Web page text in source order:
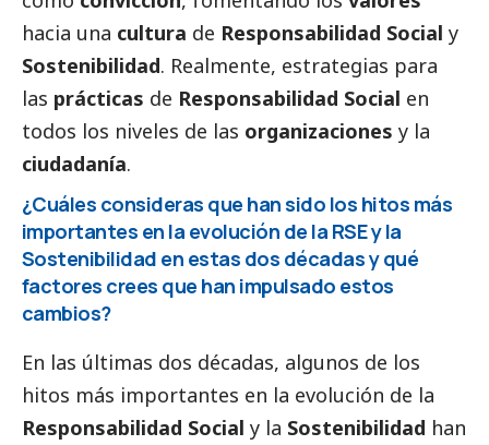
hacia una cultura de Responsabilidad Social y
Sostenibilidad. Realmente, estrategias para
las prácticas de Responsabilidad Social en
todos los niveles de las organizaciones y la
ciudadanía.
¿Cuáles consideras que han sido los hitos más
importantes en la evolución de la RSE y la
Sostenibilidad en estas dos décadas y qué
factores crees que han impulsado estos
cambios?
En las últimas dos décadas, algunos de los
hitos más importantes en la evolución de la
Responsabilidad Social y la Sostenibilidad han